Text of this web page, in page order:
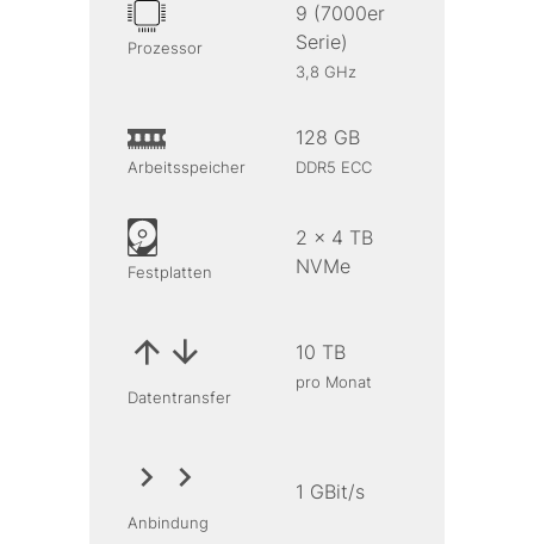
Prozessor
9 (7000er
Serie)
3,8 GHz
Arbeitsspeicher
128 GB
DDR5 ECC
Festplatten
2 x 4 TB
NVMe
Datentransfer
10 TB
pro Monat
Anbindung
1 GBit/s